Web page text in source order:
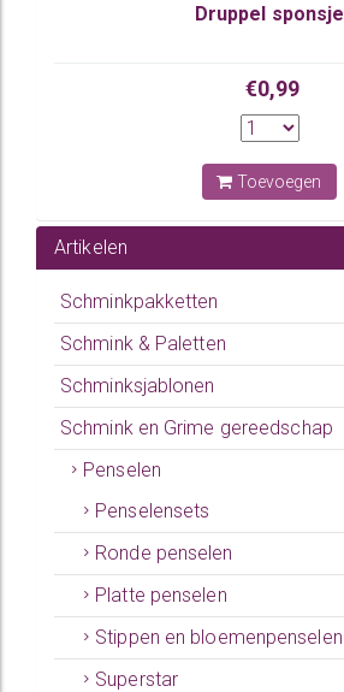
Druppel sponsje
€0,99
Toevoegen
Artikelen
Schminkpakketten
Schmink & Paletten
Schminksjablonen
Schmink en Grime gereedschap
Penselen
Penselensets
Ronde penselen
Platte penselen
Stippen en bloemenpenselen
Superstar